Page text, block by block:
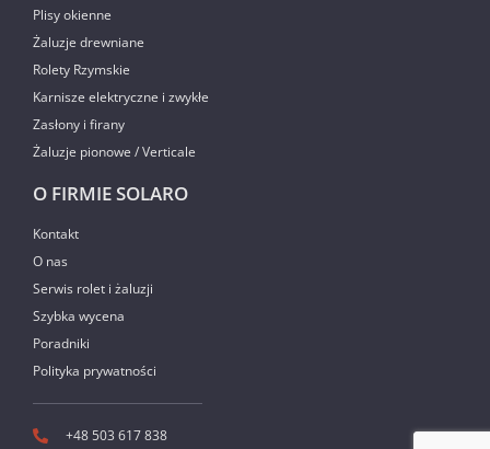
Plisy okienne
Żaluzje drewniane
Rolety Rzymskie
Karnisze elektryczne i zwykłe
Zasłony i firany
Żaluzje pionowe / Verticale
O FIRMIE SOLARO
Kontakt
O nas
Serwis rolet i żaluzji
Szybka wycena
Poradniki
Polityka prywatności
+48 503 617 838